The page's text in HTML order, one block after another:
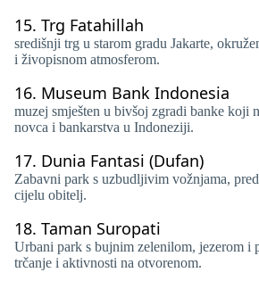
15. Trg Fatahillah
središnji trg u starom gradu Jakarte,
i živopisnom atmosferom.
16. Museum Bank Indonesia
muzej smješten u bivšoj zgradi banke koji
novca i bankarstva u Indoneziji.
17. Dunia Fantasi (Dufan)
Zabavni park s uzbudljivim vožnjama,
cijelu obitelj.
18. Taman Suropati
Urbani park s bujnim zelenilom, jezerom i
trčanje i aktivnosti na otvorenom.